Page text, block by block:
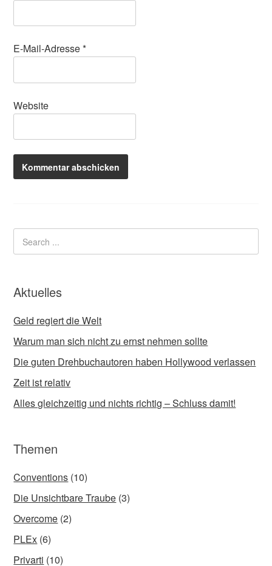
E-Mail-Adresse*
Website
Aktuelles
Geld regiert die Welt
Warum man sich nicht zu ernst nehmen sollte
Die guten Drehbuchautoren haben Hollywood verlassen
Zeit ist relativ
Alles gleichzeitig und nichts richtig – Schluss damit!
Themen
Conventions (10)
Die Unsichtbare Traube (3)
Overcome (2)
PLEx (6)
Privarti (10)